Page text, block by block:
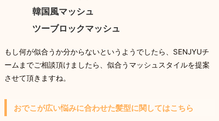
韓国風マッシュ
ツーブロックマッシュ
もし何が似合うか分からないというようでしたら、SENJYUチ
ームまでご相談頂けましたら、似合うマッシュスタイルを提案
させて頂きますね。
おでこが広い悩みに合わせた髪型に関してはこちら